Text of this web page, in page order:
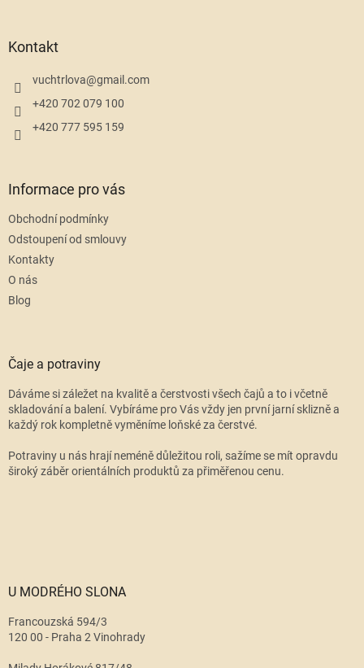
Kontakt
vuchtrlova@gmail.com
+420 702 079 100
+420 777 595 159
Informace pro vás
Obchodní podmínky
Odstoupení od smlouvy
Kontakty
O nás
Blog
Čaje a potraviny
Dáváme si záležet na kvalitě a čerstvosti všech čajů a to i včetně
skladování a balení. Vybíráme pro Vás vždy jen první jarní sklizně a
každý rok kompletně vyměníme loňské za čerstvé.
Potraviny u nás hrají neméně důležitou roli, sažíme se mít opravdu
široký záběr orientálních produktů za přiměřenou cenu.
U MODRÉHO SLONA
Francouzská 594/3
120 00 - Praha 2 Vinohrady